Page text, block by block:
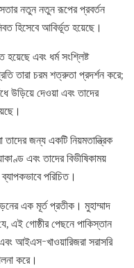
নতুন নতুন রূপের প্রবর্তন
হিসেবে আবির্ভূত হয়েছে।
এবং ধর্ম সংশ্লিষ্ট
তারা চরম শত্রুতা প্রদর্শন করে;
উড়িয়ে দেওয়া এবং তাদের
জন্য একটি নিয়মতান্ত্রিক
এবং তাদের বিভীষিকাময়
পরিচিত।
এক মূর্ত প্রতীক। মুহাম্মাদ
এই গোষ্ঠীর পেছনে পাকিস্তান
আইএস-খাওয়ারিজরা সরাসরি
করে।